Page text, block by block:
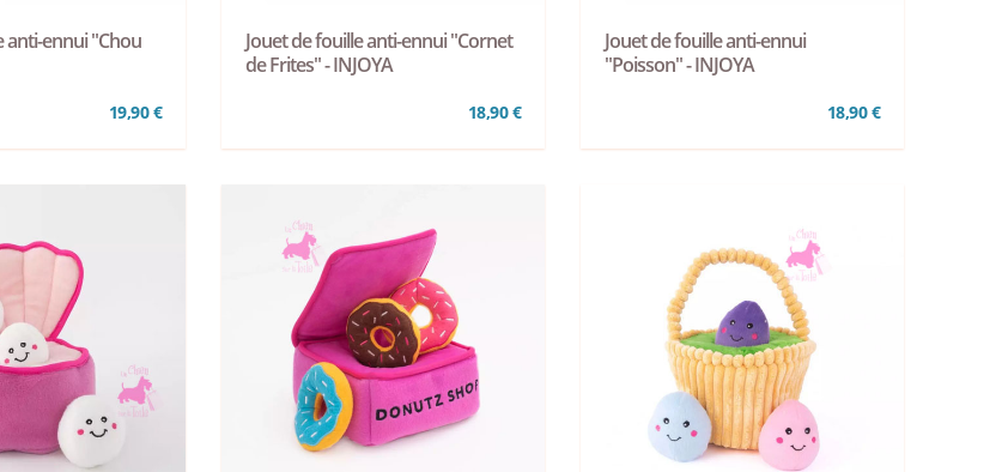
anti-ennui "Chou
19,90 €
Jouet de fouille anti-ennui "Cornet
de Frites" - INJOYA
18,90 €
Jouet de fouille anti-ennui
"Poisson" - INJOYA
18,90 €